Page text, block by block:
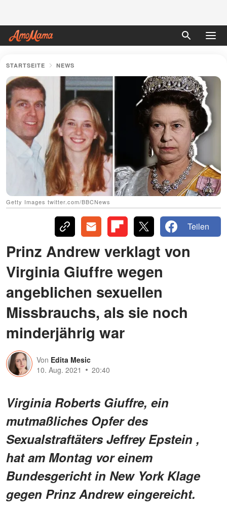
STARTSEITE NEWS
Getty Images twitter.com/BBCNews
Teilen
Prinz Andrew verklagt von
Virginia Giuffre wegen
angeblichen sexuellen
Missbrauchs, als sie noch
minderjährig war
Von Edita Mesic
10. Aug. 2021
20:40
Virginia Roberts Giuffre, ein
mutmaßliches Opfer des
Sexualstraftäters Jeffrey Epstein ,
hat am Montag vor einem
Bundesgericht in New York Klage
gegen Prinz Andrew eingereicht.